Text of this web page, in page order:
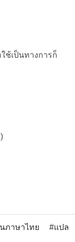
ช้เป็นทางการก็
ภาษาไทย แปล